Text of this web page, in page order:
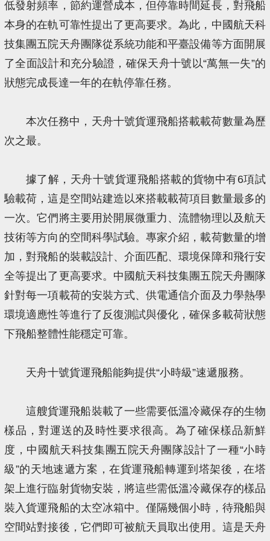
低發射頻率，節約運營成本，但停靠時間延長，對飛船
本身的在軌可靠性提出了更高要求。為此，中國航天科
技集團五院天舟團隊從系統功能和平臺設備等方面開展
了全面設計和充分驗證，確保天舟十號以“萬無一失”的
狀態完成長達一年的在軌停靠任務。
本次任務中，天舟十號貨運飛船搭載載荷數量為歷
次之最。
據了解，天舟十號貨運飛船搭載的貨物中有6項試
驗載荷，這是空間站建造以來搭載載荷項目數量最多的
一次。它們將主要用於開展微重力、流體物理以及航天
技術等方向的空間科學試驗。專家介紹，載荷數量的增
加，對飛船的裝載設計、介面匹配、環境保障和飛行安
全等提出了更高要求。中國航天科技集團五院天舟團隊
針對每一項載荷的安裝方式、供電通信介面及力學熱學
環境適應性等進行了反復測試與優化，確保多載荷狀態
下飛船整體性能穩定可靠。
天舟十號貨運飛船能夠提供“小時級”速遞服務。
這艘貨運飛船裝載了一些需要低溫冷藏保存的生物
樣品，對運送的及時性要求很高。為了確保樣品新鮮
度，中國航天科技集團五院天舟團隊設計了一種“小時
級”的天地速遞方案，在貨運飛船轉運到塔架後，在塔
架上進行臨射貨物安裝，將這些需低溫冷藏保存的樣品
裝入貨運飛船的太空冰箱中。僅隔幾個小時，待飛船與
空間站對接後，它們即可被航天員取出使用。這是天舟